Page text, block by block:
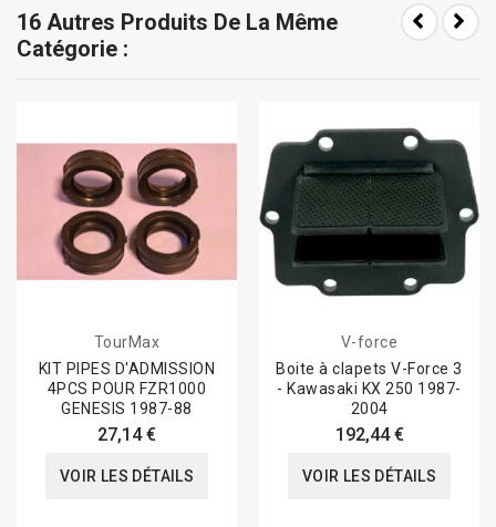
16 Autres Produits De La Même
Catégorie :
TourMax
KIT PIPES D'ADMISSION
4PCS POUR FZR1000
GENESIS 1987-88
27,14 €
VOIR LES DÉTAILS
V-force
Boite à clapets V-Force 3
- Kawasaki KX 250 1987-
2004
192,44 €
VOIR LES DÉTAILS